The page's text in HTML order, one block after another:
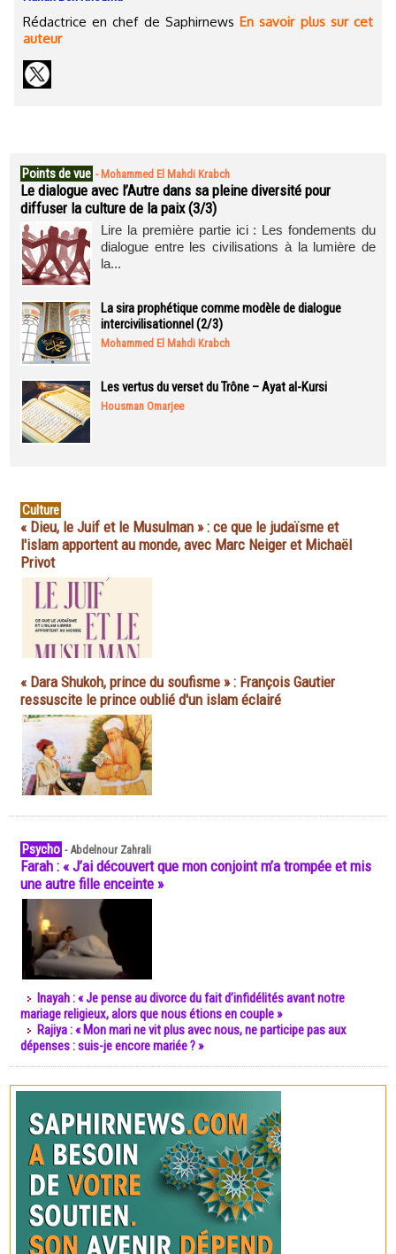
Rédactrice en chef de SaphirnewsEn savoir plus sur cet
auteur
Points de vue - Mohammed El Mahdi Krabch
Le dialogue avec l’Autre dans sa pleine diversité pour
diffuser la culture de la paix (3/3)
Lire la première partie ici : Les fondements du
dialogue entre les civilisations à la lumière de
la...
La sira prophétique comme modèle de dialogue
intercivilisationnel (2/3)
Mohammed El Mahdi Krabch
Les vertus du verset du Trône – Ayat al-Kursi
Housman Omarjee
Culture
« Dieu, le Juif et le Musulman » : ce que le judaïsme et
l'islam apportent au monde, avec Marc Neiger et Michaël
Privot
« Dara Shukoh, prince du soufisme » : François Gautier
ressuscite le prince oublié d'un islam éclairé
Psycho -Abdelnour Zahrali
Farah : « J’ai découvert que mon conjoint m’a trompée et mis
une autre fille enceinte »
Inayah : « Je pense au divorce du fait d’infidélités avant notre
mariage religieux, alors que nous étions en couple »
Rajiya : « Mon mari ne vit plus avec nous, ne participe pas aux
dépenses : suis-je encore mariée ? »